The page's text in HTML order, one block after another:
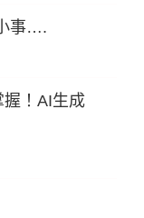
事….
握！AI生成